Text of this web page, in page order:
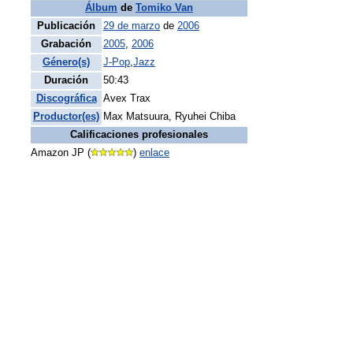
Álbum de Tomiko Van
Publicación
29 de marzo de 2006
Grabación
2005, 2006
Género(s)
J-Pop,Jazz
Duración
50:43
Discográfica
Avex Trax
Productor(es) Max Matsuura, Ryuhei Chiba
Calificaciones profesionales
Amazon JP (
) enlace